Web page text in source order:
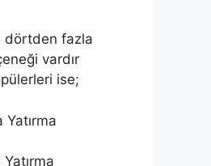
dörtden fazla
vardır
ise;